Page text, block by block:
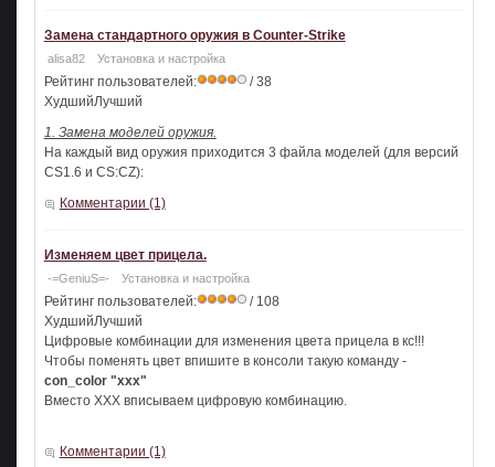
Замена стандартного оружия в Counter-Strike
alisa82 Установка и настройка
Рейтинг пользователей:
/ 38
ХудшийЛучший
1. Замена моделей оружия.
На каждый вид оружия приходится 3 файла моделей (для версий
CS1.6 и CS:CZ):
Комментарии (1)
Изменяем цвет прицела.
-=GeniuS=- Установка и настройка
Рейтинг пользователей:
/ 108
ХудшийЛучший
Цифровые комбинации для изменения цвета прицела в кс!!!
Чтобы поменять цвет впишите в консоли такую команду -
con_color "ххх"
Вместо ХХХ вписываем цифровую комбинацию.
Комментарии (1)